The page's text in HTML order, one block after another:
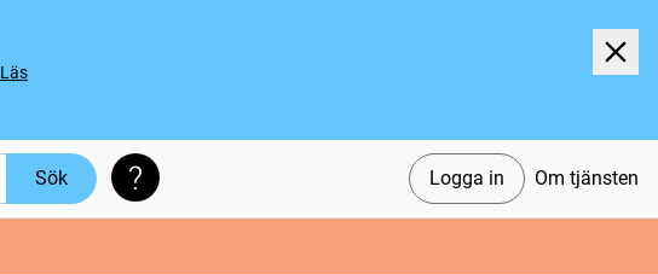
Läs
Logga in Om tjänsten
Sök Söktips